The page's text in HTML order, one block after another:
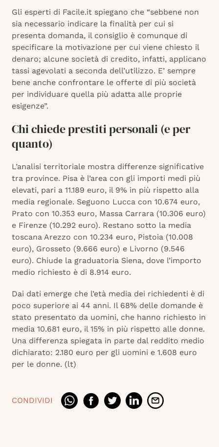
Gli esperti di Facile.it spiegano che “sebbene non
sia necessario indicare la finalità per cui si
presenta domanda, il consiglio è comunque di
specificare la motivazione per cui viene chiesto il
denaro; alcune società di credito, infatti, applicano
tassi agevolati a seconda dell’utilizzo. E’ sempre
bene anche confrontare le offerte di più società
per individuare quella più adatta alle proprie
esigenze”.
Chi chiede prestiti personali (e per
quanto)
L’analisi territoriale mostra differenze significative
tra province. Pisa è l’area con gli importi medi più
elevati, pari a 11.189 euro, il 9% in più rispetto alla
media regionale. Seguono Lucca con 10.674 euro,
Prato con 10.353 euro, Massa Carrara (10.306 euro)
e Firenze (10.292 euro). Restano sotto la media
toscana Arezzo con 10.234 euro, Pistoia (10.008
euro), Grosseto (9.666 euro) e Livorno (9.546
euro). Chiude la graduatoria Siena, dove l’importo
medio richiesto è di 8.914 euro.
Dai dati emerge che l’età media dei richiedenti è di
poco superiore ai 44 anni. Il 68% delle domande è
stato presentato da uomini, che hanno richiesto in
media 10.681 euro, il 15% in più rispetto alle donne.
Una differenza spiegata in parte dal reddito medio
dichiarato: 2.180 euro per gli uomini e 1.608 euro
per le donne. (lt)
CONDIVIDI